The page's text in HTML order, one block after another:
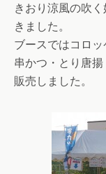
きおり涼風の吹
きました。
ブースではコロ
串かつ・とり唐
販売しました。